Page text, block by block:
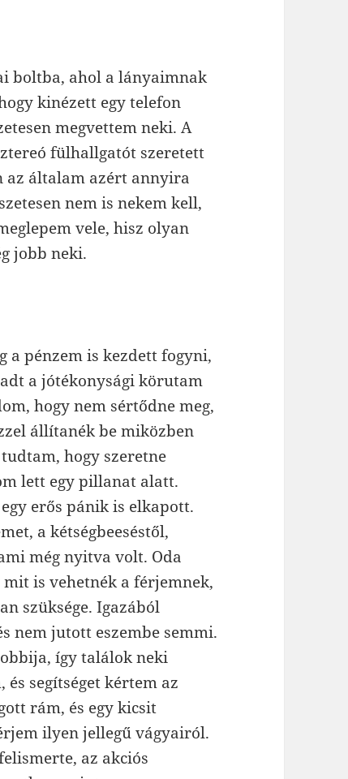
boltba, ahol a lányaimnak
kinézett egy telefon
megvettem neki. A
fülhallgatót szeretett
az általam azért annyira
nem is nekem kell,
vele, hisz olyan
jobb neki.
a pénzem is kezdett fogyni,
a jótékonysági körutam
hogy nem sértődne meg,
állítanék be miközben
hogy szeretne
lett egy pillanat alatt.
erős pánik is elkapott.
a kétségbeeséstől,
még nyitva volt. Oda
is vehetnék a férjemnek,
szüksége. Igazából
nem jutott eszembe semmi.
így találok neki
segítséget kértem az
rám, és egy kicsit
ilyen jellegű vágyairól.
az akciós